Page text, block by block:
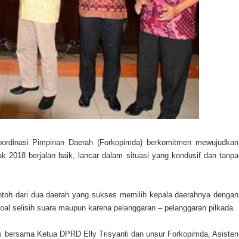
Pimpinan Daerah (Forkopimda) berkomitmen mewujudkan
2018 berjalan baik, lancar dalam situasi yang kondusif dan tanpa
dari dua daerah yang sukses memilih kepala daerahnya dengan
selisih suara maupun karena pelanggaran – pelanggaran pilkada.
Ketua DPRD Elly Trisyanti dan unsur Forkopimda, Asisten